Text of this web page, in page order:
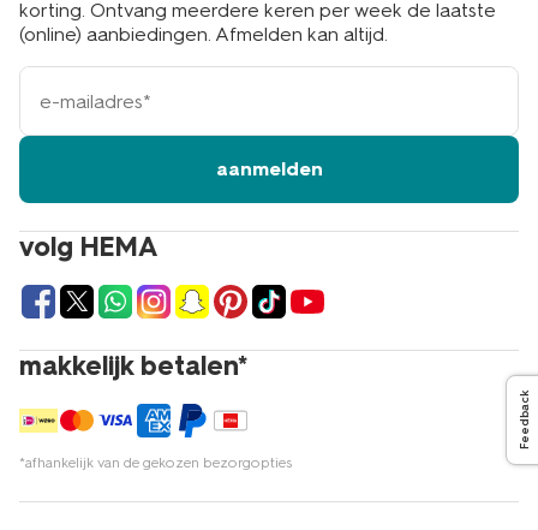
volg HEMA
makkelijk betalen*
*afhankelijk van de gekozen bezorgopties
korting. Ontvang meerdere keren per week de laatste
(online) aanbiedingen. Afmelden kan altijd.
e-
mailadres
aanmelden
Feedback